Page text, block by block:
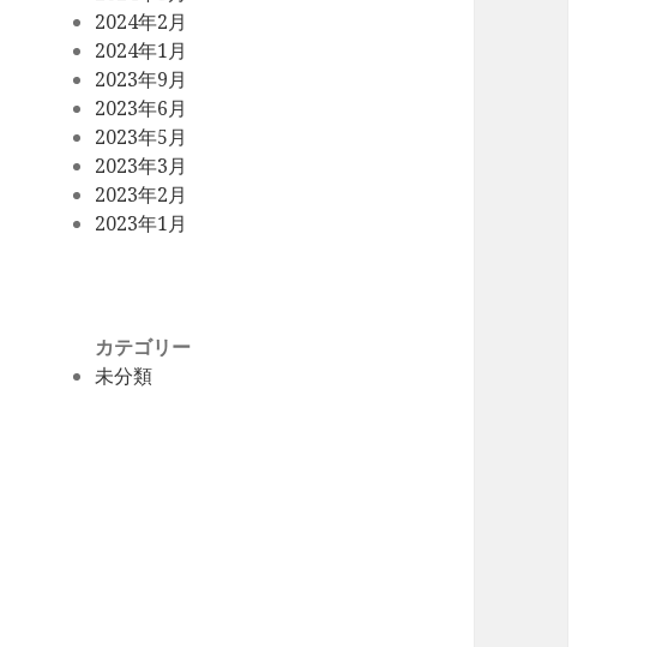
2024年2月
2024年1月
2023年9月
2023年6月
2023年5月
2023年3月
2023年2月
2023年1月
カテゴリー
未分類